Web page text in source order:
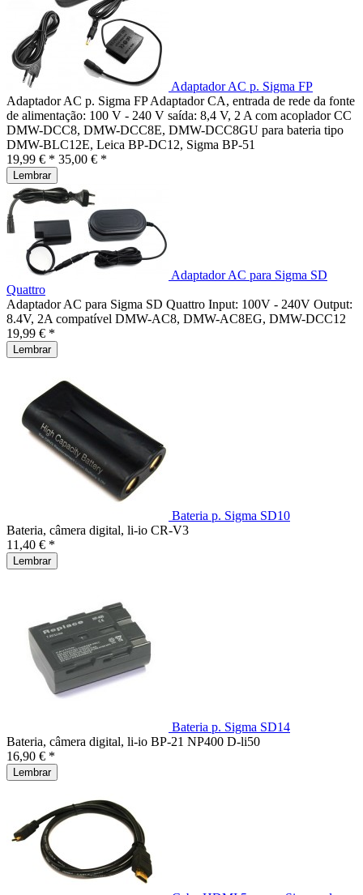
Adaptador AC p. Sigma FP
Adaptador AC p. Sigma FP Adaptador CA, entrada de rede da fonte
de alimentação: 100 V - 240 V saída: 8,4 V, 2 A com acoplador CC
DMW-DCC8, DMW-DCC8E, DMW-DCC8GU para bateria tipo
DMW-BLC12E, Leica BP-DC12, Sigma BP-51
19,99 € * 35,00 € *
Lembrar
Adaptador AC para Sigma SD
Quattro
Adaptador AC para Sigma SD Quattro Input: 100V - 240V Output:
8.4V, 2A compatível DMW-AC8, DMW-AC8EG, DMW-DCC12
19,99 € *
Lembrar
Bateria p. Sigma SD10
Bateria, câmera digital, li-io CR-V3
11,40 € *
Lembrar
Bateria p. Sigma SD14
Bateria, câmera digital, li-io BP-21 NP400 D-li50
16,90 € *
Lembrar